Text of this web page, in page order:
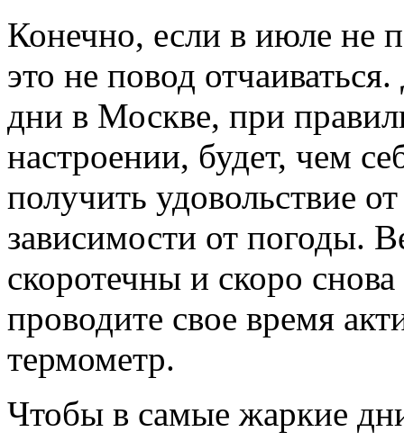
Конечно, если в июле не
это не повод
дни в Москве, при
настроении, будет, чем
получить удовольствие
зависимости от погоды.
скоротечны и скоро
проводите свое время
термометр.
Чтобы в самые жаркие